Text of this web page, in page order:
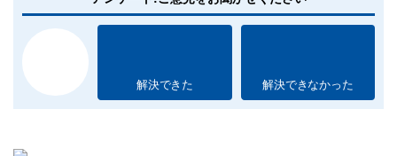
解決できた 解決できなかった